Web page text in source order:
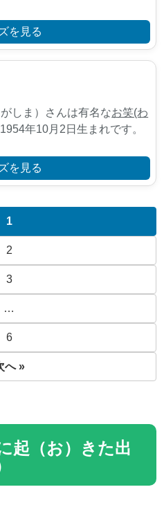
を見る
しま）さんは有名なお笑(わ
年10月2日生まれです。
を見る
1
2
3
…
6
へ »
起（お）きた出